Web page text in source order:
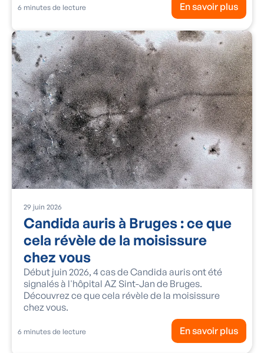
6 minutes de lecture En savoir plus
29 juin 2026
Candida auris à Bruges : ce que
cela révèle de la moisissure
chez vous
Début juin 2026, 4 cas de Candida auris ont été
signalés à l'hôpital AZ Sint-Jan de Bruges.
Découvrez ce que cela révèle de la moisissure
chez vous.
6 minutes de lecture En savoir plus